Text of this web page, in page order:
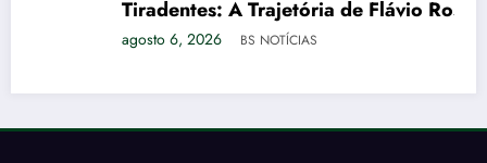
Tiradentes: A Trajetória de Flávio Roscoe e o
Xadrez do Vice no PL
agosto 6, 2026 BS NOTÍCIAS